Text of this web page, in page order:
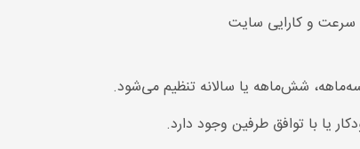
سرعت و کارایی سایت
سه‌ماهه، شش‌ماهه یا سالانه تنظیم می‌شود.
یا با توافق طرفین وجود دارد.